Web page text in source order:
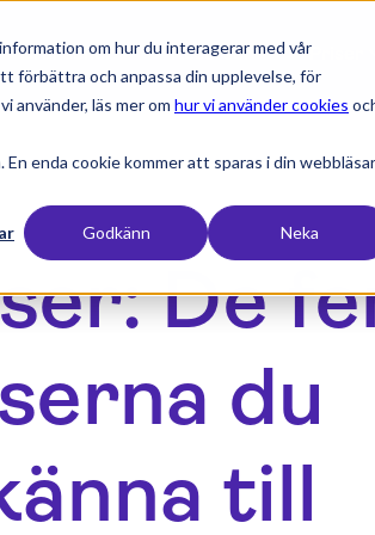
om hur du interagerar med vår
förbättra och anpassa din upplevelse, för
använder, läs mer om hur vi använder cookies
enda cookie kommer att sparas i din
Godkänn Neka
Branscher expand_more Resurserexpand_more Priser
De
du
till